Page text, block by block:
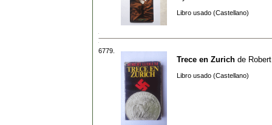
Libro usado (Castellano)
6779.
Trece en Zurich de
Libro usado (Castellano)